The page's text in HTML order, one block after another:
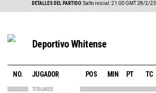
DETALLES DEL PARTIDO Salto inicial: 21:00 GMT 28/2/23
Deportivo Whitense
NO. JUGADOR POS MIN PT TC
TITULARES